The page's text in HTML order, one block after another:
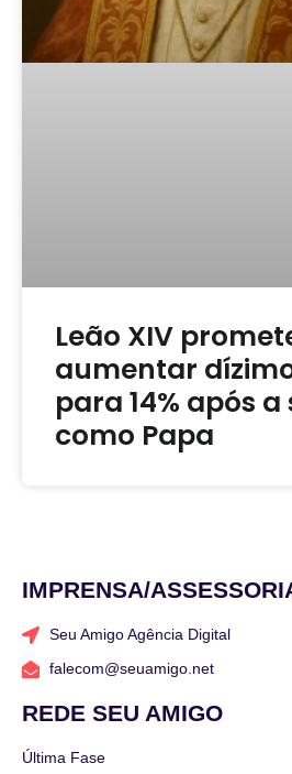
Leão XIV
aumentar
para 14% após
como Papa
IMPRENSA/
Seu Amigo Agência Digital
falecom@seuamigo.net
REDE SEU AMIGO
Última Fase